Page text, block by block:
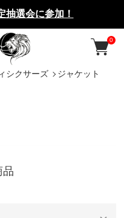
抽選会に参加！
0
シクサーズ ジャケット
品